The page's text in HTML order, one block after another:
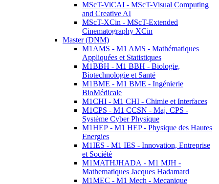
MScT-ViCAI - MScT-Visual Computing
and Creative AI
MScT-XCin - MScT-Extended
Cinematography XCin
Master (DNM)
M1AMS - M1 AMS - Mathématiques
Appliquées et Statistiques
M1BBH - M1 BBH - Biologie,
Biotechnologie et Santé
M1BME - M1 BME - Ingénierie
BioMédicale
M1CHI - M1 CHI - Chimie et Interfaces
M1CPS - M1 CCSN - Maj. CPS -
Système Cyber Physique
M1HEP - M1 HEP - Physique des Hautes
Energies
M1IES - M1 IES - Innovation, Entreprise
et Société
M1MATHJHADA - M1 MJH -
Mathematiques Jacques Hadamard
M1MEC - M1 Mech - Mecanique